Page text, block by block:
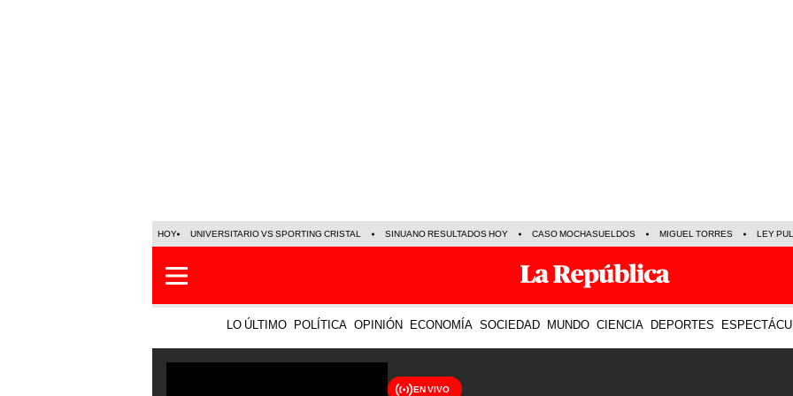
HOY UNIVERSITARIO VS SPORTING CRISTAL SINUANO RESULTADOS HOY CASO MOCHASUELDOS MIGUEL TORRES LEY
LO ÚLTIMO POLÍTICA OPINIÓN ECONOMÍA SOCIEDAD MUNDO CIENCIA DEPORTES
EN VIVO